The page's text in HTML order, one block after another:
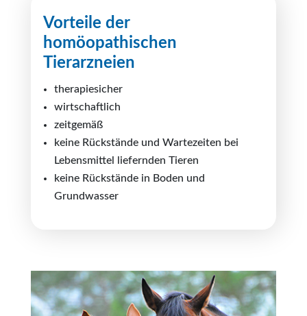
Vorteile der
homöopathischen
Tierarzneien
therapiesicher
wirtschaftlich
zeitgemäß
keine Rückstände und Wartezeiten bei
Lebensmittel liefernden Tieren
keine Rückstände in Boden und
Grundwasser